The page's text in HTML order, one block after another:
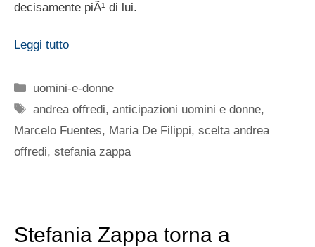
decisamente piÃ¹ di lui.
Leggi tutto
Categorie
uomini-e-donne
Tag
andrea offredi,anticipazioni uomini e donne,
Marcelo Fuentes, Maria De Filippi, scelta andrea
offredi, stefania zappa
Stefania Zappa torna a